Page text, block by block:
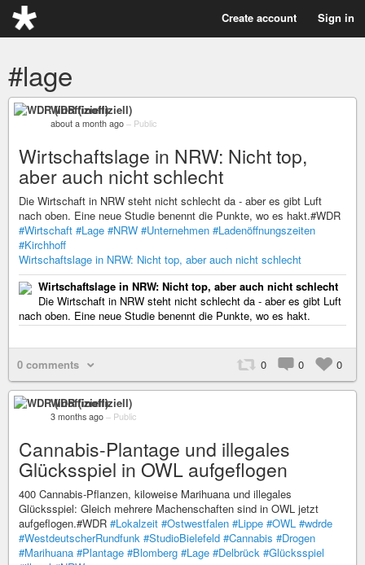
Create account Sign in
#lage
WDR (inoffiziell)
about a month ago – Public
Wirtschaftslage in NRW: Nicht top,
aber auch nicht schlecht
Die Wirtschaft in NRW steht nicht schlecht da - aber es gibt Luft
nach oben. Eine neue Studie benennt die Punkte, wo es hakt.#WDR
#Wirtschaft #Lage #NRW #Unternehmen #Ladenöffnungszeiten
#Kirchhoff
Wirtschaftslage in NRW: Nicht top, aber auch nicht schlecht
Wirtschaftslage in NRW: Nicht top, aber auch nicht schlecht
Die Wirtschaft in NRW steht nicht schlecht da - aber es gibt Luft
nach oben. Eine neue Studie benennt die Punkte, wo es hakt.
0 comments 0 0 0
WDR (inoffiziell)
3 months ago – Public
Cannabis-Plantage und illegales
Glücksspiel in OWL aufgeflogen
400 Cannabis-Pflanzen, kiloweise Marihuana und illegales
Glücksspiel: Gleich mehrere Machenschaften sind in OWL jetzt
aufgeflogen.#WDR #Lokalzeit #Ostwestfalen #Lippe #OWL #wdrde
#WestdeutscherRundfunk #StudioBielefeld #Cannabis #Drogen
#Marihuana #Plantage #Blomberg #Lage #Delbrück #Glücksspiel